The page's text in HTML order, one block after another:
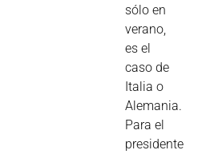
sólo en
verano,
es el
caso de
Italia o
Alemania.
Para el
presidente